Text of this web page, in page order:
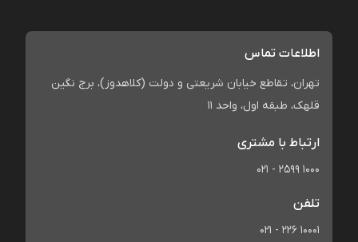
اطلاعات تماس
تهران، تقاطع خیابان شریعتی و دولت (کلاهدوز)، برج نگین
قلهک، طبقه اول، واحد 11
ارتباط با مشتری
021 - 2599 1000
تلفن
021 - 226 10001